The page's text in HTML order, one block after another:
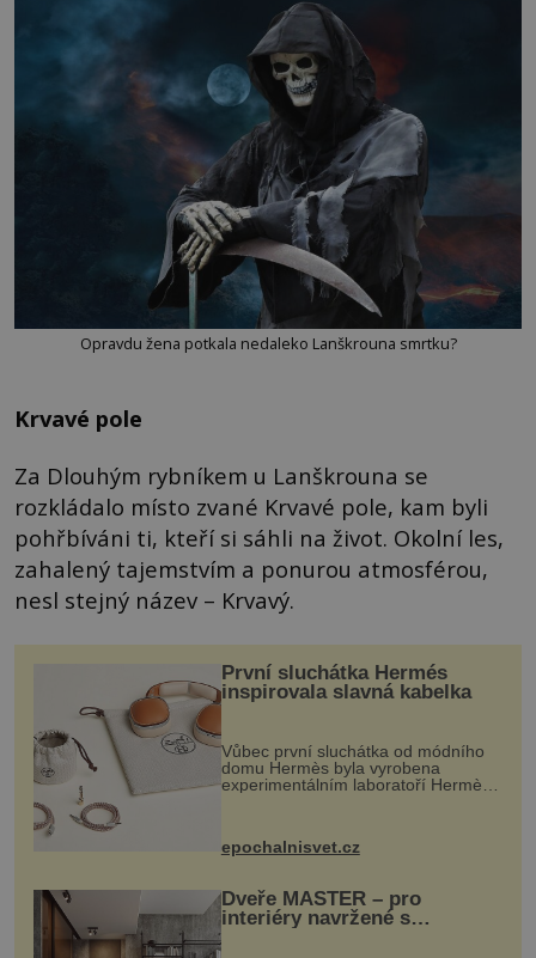
Opravdu žena potkala nedaleko Lanškrouna smrtku?
Krvavé pole
Za Dlouhým rybníkem u Lanškrouna se
rozkládalo místo zvané Krvavé pole, kam byli
pohřbíváni ti, kteří si sáhli na život. Okolní les,
zahalený tajemstvím a ponurou atmosférou,
nesl stejný název – Krvavý.
První sluchátka Hermés
inspirovala slavná kabelka
Vůbec první sluchátka od módního
domu Hermès byla vyrobena
experimentálním laboratoří Hermès
kovový...
epochalnisvet.cz
Dveře MASTER – pro
interiéry navržené s
rozumem i vášní!